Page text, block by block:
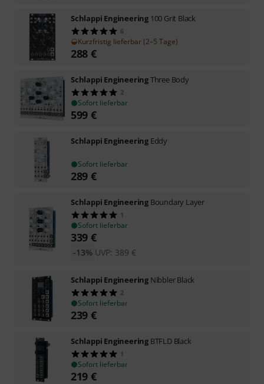
Schlappi Engineering 100 Grit Black
6
Kurzfristig lieferbar (2–5 Tage)
288 €
Schlappi EngineeringThree Body
2
Sofort lieferbar
599 €
Schlappi Engineering Eddy
Sofort lieferbar
289 €
Schlappi Engineering Boundary Layer
1
Sofort lieferbar
339 €
UVP: 389 €
-13%
Schlappi Engineering Nibbler Black
2
Sofort lieferbar
239 €
Schlappi Engineering BTFLD Black
1
Sofort lieferbar
219 €